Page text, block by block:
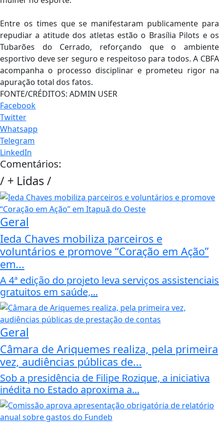
Entre os times que se manifestaram publicamente para
repudiar a atitude dos atletas estão o Brasília Pilots e os
Tubarões do Cerrado, reforçando que o ambiente
esportivo deve ser seguro e respeitoso para todos. A CBFA
acompanha o processo disciplinar e prometeu rigor na
apuração total dos fatos.
FONTE/CRÉDITOS: ADMIN USER
Facebook
Twitter
Whatsapp
Telegram
LinkedIn
Comentários:
/ + Lidas/
Geral
Ieda Chaves mobiliza parceiros e
voluntários e promove “Coração em Ação”
em...
A 4ª edição do projeto leva serviços assistenciais
gratuitos em saúde,...
Geral
Câmara de Ariquemes realiza, pela primeira
vez, audiências públicas de...
Sob a presidência de Filipe Rozique, a iniciativa
inédita no Estado aproxima a...